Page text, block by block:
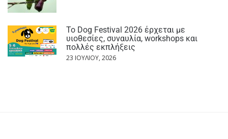
Το Dog Festival 2026 έρχεται με
υιοθεσίες, συναυλία, workshops και
πολλές εκπλήξεις
23 ΙΟΥΛΊΟΥ, 2026